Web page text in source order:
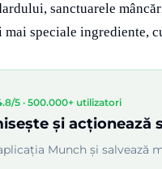
sanctuarele
mai speciale ingrediente,
5 · 500.000+ utilizatori
și acționează
Munch și salvează